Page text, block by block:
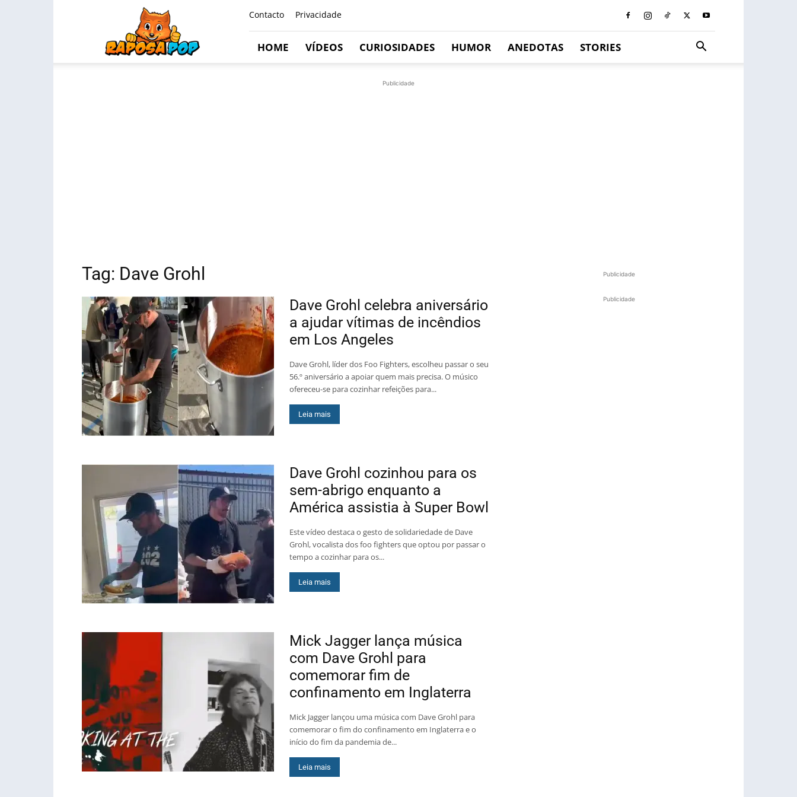
Contacto Privacidade
HOME VÍDEOS CURIOSIDADES HUMOR ANEDOTAS STORIES
Publicidade
Tag: Dave Grohl
Dave Grohl celebra aniversário
a ajudar vítimas de incêndios
em Los Angeles
Dave Grohl, líder dos Foo Fighters, escolheu passar o seu
56.º aniversário a apoiar quem mais precisa. O músico
ofereceu-se para cozinhar refeições para...
Leia mais
Dave Grohl cozinhou para os
sem-abrigo enquanto a
América assistia à Super Bowl
Este vídeo destaca o gesto de solidariedade de Dave
Grohl, vocalista dos foo fighters que optou por passar o
tempo a cozinhar para os...
Leia mais
Mick Jagger lança música
com Dave Grohl para
comemorar fim de
confinamento em Inglaterra
Mick Jagger lançou uma música com Dave Grohl para
comemorar o fim do confinamento em Inglaterra e o
início do fim da pandemia de...
Leia mais
Publicidade
Publicidade